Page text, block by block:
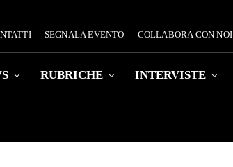
SEGNALA EVENTO COLLABORA CON NOI
RUBRICHE INTERVISTE